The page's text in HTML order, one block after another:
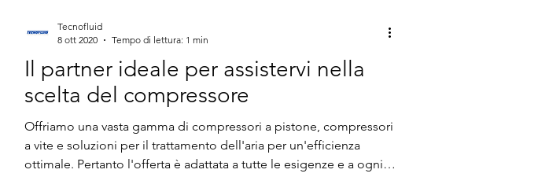
Il partner ideale per assistervi nella
scelta del compressore
Offriamo una vasta gamma di compressori a pistone, compressori
a vite e soluzioni per il trattamento dell'aria per un'efficienza
ottimale. Pertanto l'offerta è adattata a tutte le esigenze e a ogni
Tecnofluid
8 ott 2020
Tempo di lettura: 1 min